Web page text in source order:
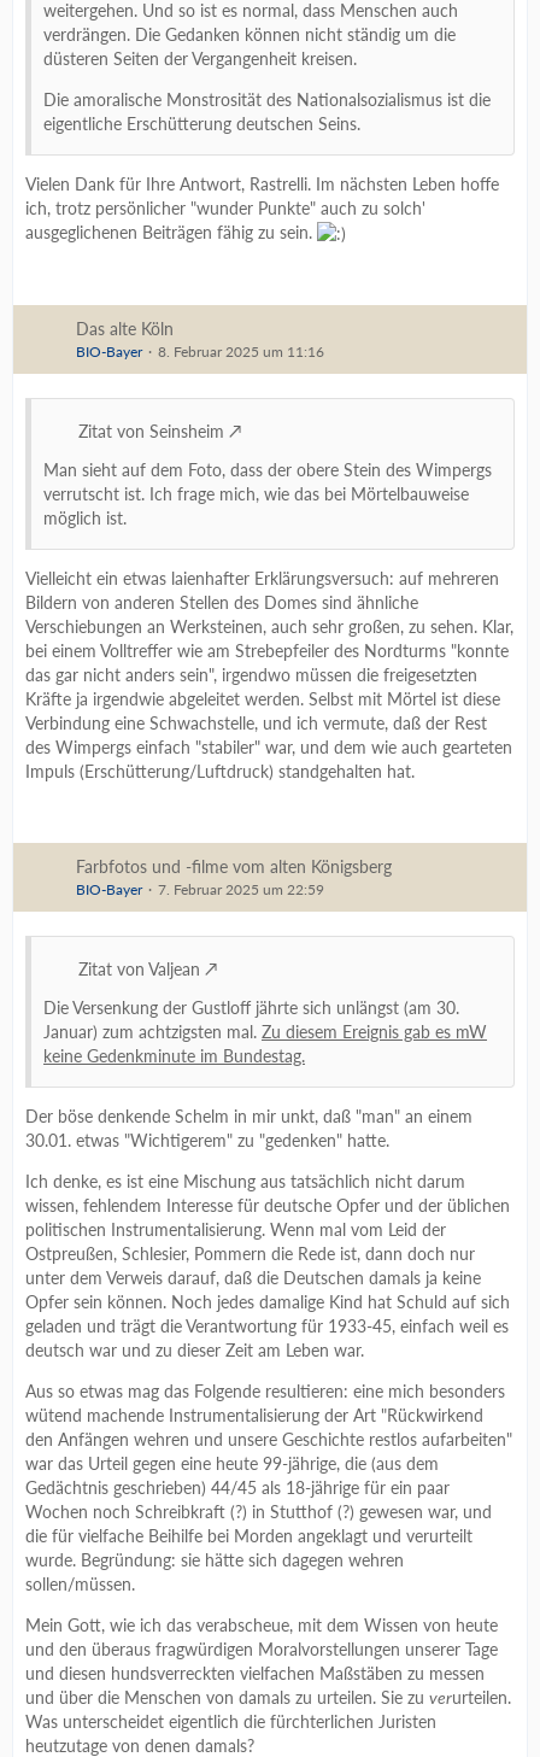
weitergehen. Und so ist es normal, dass Menschen auch
verdrängen. Die Gedanken können nicht ständig um die
düsteren Seiten der Vergangenheit kreisen.
Die amoralische Monstrosität des Nationalsozialismus ist die
eigentliche Erschütterung deutschen Seins.
Vielen Dank für Ihre Antwort, Rastrelli. Im nächsten Leben hoffe
ich, trotz persönlicher "wunder Punkte" auch zu solch'
ausgeglichenen Beiträgen fähig zu sein.
Das alte Köln
BIO-Bayer 8. Februar 2025 um 11:16
Zitat von Seinsheim
Man sieht auf dem Foto, dass der obere Stein des Wimpergs
verrutscht ist. Ich frage mich, wie das bei Mörtelbauweise
möglich ist.
Vielleicht ein etwas laienhafter Erklärungsversuch: auf mehreren
Bildern von anderen Stellen des Domes sind ähnliche
Verschiebungen an Werksteinen, auch sehr großen, zu sehen. Klar,
bei einem Volltreffer wie am Strebepfeiler des Nordturms "konnte
das gar nicht anders sein", irgendwo müssen die freigesetzten
Kräfte ja irgendwie abgeleitet werden. Selbst mit Mörtel ist diese
Verbindung eine Schwachstelle, und ich vermute, daß der Rest
des Wimpergs einfach "stabiler" war, und dem wie auch gearteten
Impuls (Erschütterung/Luftdruck) standgehalten hat.
Farbfotos und -filme vom alten Königsberg
BIO-Bayer 7. Februar 2025 um 22:59
Zitat von Valjean
Die Versenkung der Gustloff jährte sich unlängst (am 30.
Januar) zum achtzigsten mal. Zu diesem Ereignis gab es mW
keine Gedenkminute im Bundestag.
Der böse denkende Schelm in mir unkt, daß "man" an einem
30.01. etwas "Wichtigerem" zu "gedenken" hatte.
Ich denke, es ist eine Mischung aus tatsächlich nicht darum
wissen, fehlendem Interesse für deutsche Opfer und der üblichen
politischen Instrumentalisierung. Wenn mal vom Leid der
Ostpreußen, Schlesier, Pommern die Rede ist, dann doch nur
unter dem Verweis darauf, daß die Deutschen damals ja keine
Opfer sein können. Noch jedes damalige Kind hat Schuld auf sich
geladen und trägt die Verantwortung für 1933-45, einfach weil es
deutsch war und zu dieser Zeit am Leben war.
Aus so etwas mag das Folgende resultieren: eine mich besonders
wütend machende Instrumentalisierung der Art "Rückwirkend
den Anfängen wehren und unsere Geschichte restlos aufarbeiten"
war das Urteil gegen eine heute 99-jährige, die (aus dem
Gedächtnis geschrieben) 44/45 als 18-jährige für ein paar
Wochen noch Schreibkraft (?) in Stutthof (?) gewesen war, und
die für vielfache Beihilfe bei Morden angeklagt und verurteilt
wurde. Begründung: sie hätte sich dagegen wehren
sollen/müssen.
Mein Gott, wie ich das verabscheue, mit dem Wissen von heute
und den überaus fragwürdigen Moralvorstellungen unserer Tage
und diesen hundsverreckten vielfachen Maßstäben zu messen
und über die Menschen von damals zu urteilen. Sie zu verurteilen.
Was unterscheidet eigentlich die fürchterlichen Juristen
heutzutage von denen damals?